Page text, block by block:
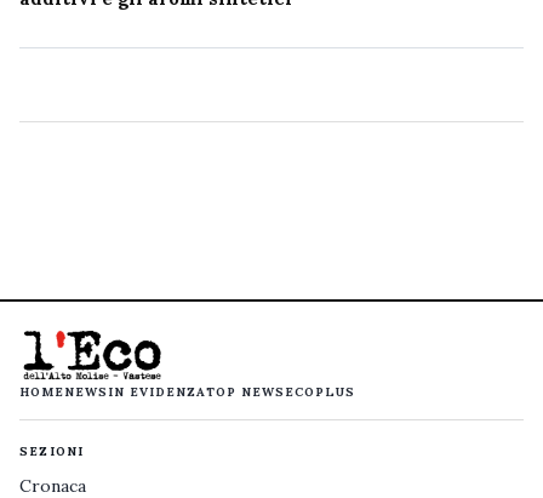
HOMENEWS IN EVIDENZATOP NEWS ECOPLUS
SEZIONI
Cronaca